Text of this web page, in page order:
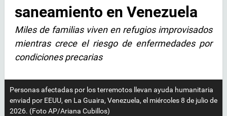
saneamiento en Venezuela
Miles de familias viven en refugios improvisados
mientras crece el riesgo de enfermedades por
condiciones precarias
Personas afectadas por los terremotos llevan ayuda humanitaria
enviad por EEUU, en La Guaira, Venezuela, el miércoles 8 de julio de
2026. (Foto AP/Ariana Cubillos)